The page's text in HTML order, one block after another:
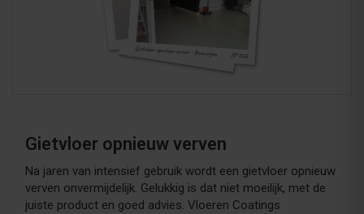
Gietvloer opnieuw verven
Na jaren van intensief gebruik wordt een gietvloer opnieuw
verven onvermijdelijk. Gelukkig is dat niet moeilijk, met de
juiste product en goed advies. Vloeren Coatings